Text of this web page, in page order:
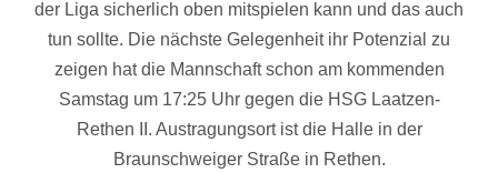
der Liga sicherlich oben mitspielen kann und das auch
tun sollte. Die nächste Gelegenheit ihr Potenzial zu
zeigen hat die Mannschaft schon am kommenden
Samstag um 17:25 Uhr gegen die HSG Laatzen-
Rethen II. Austragungsort ist die Halle in der
Braunschweiger Straße in Rethen.